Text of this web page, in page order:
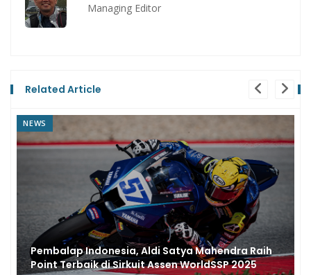
Managing Editor
Related Article
Aldi Mahendra Raih Podium ke-2 di Phillip Island,
Kecerdikan Pilih Ban di WorldSSP 2026